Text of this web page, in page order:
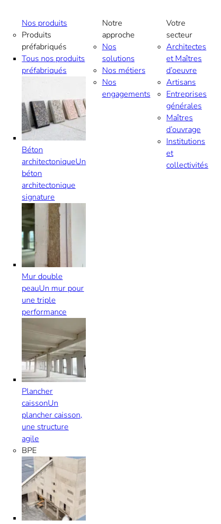
contenu
Nos produits
Produits
préfabriqués
Tous nos produits
préfabriqués
Béton
architectoniqueUn
béton
architectonique
signature
Mur double
peauUn mur pour
une triple
performance
Plancher
caissonUn
plancher caisson,
une structure
agile
BPE
Notre
approche
Nos
solutions
Nos métiers
Nos
engagements
Votre
secteur
Architectes
et Maîtres
d’oeuvre
Artisans
Entreprises
générales
Maîtres
d’ouvrage
Institutions
et
collectivités